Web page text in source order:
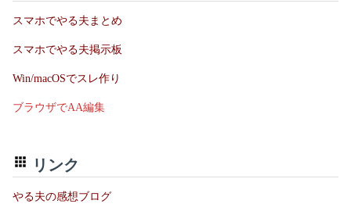
スマホでやる夫まとめ
スマホでやる夫掲示板
Win/macOSでスレ作り
ブラウザでAA編集
リンク
やる夫の感想ブログ